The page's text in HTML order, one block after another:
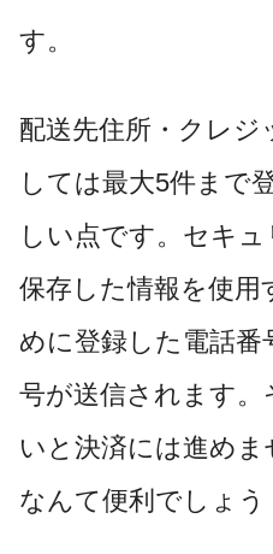
す。
配送先住所・クレジ
しては最大5件まで
しい点です。セキュ
保存した情報を使用
めに登録した電話番
号が送信されます。
いと決済には進めま
なんて便利でしょう